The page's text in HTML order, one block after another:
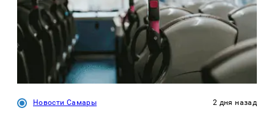
Новости Самары 2 дня назад